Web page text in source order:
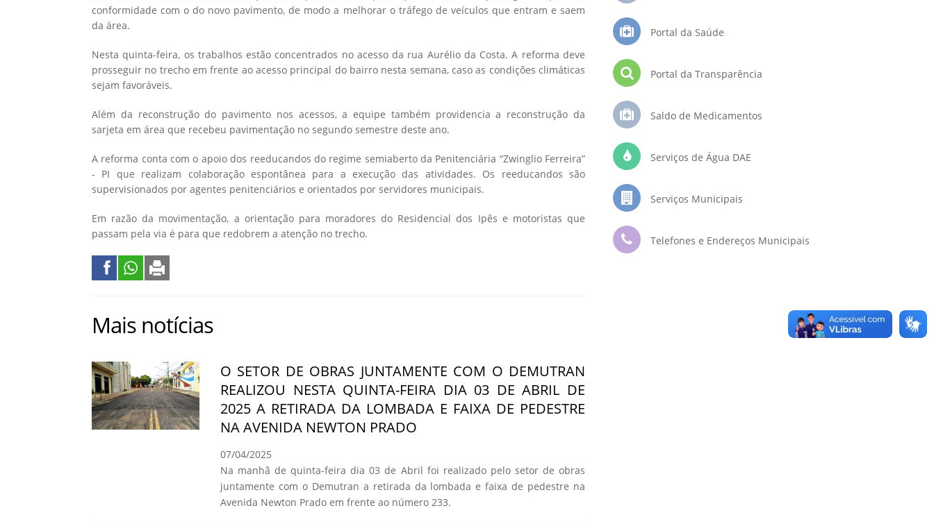
conformidade com o do novo pavimento, de modo a melhorar o tráfego de veículos que entram e saem
da área.
Nesta quinta-feira, os trabalhos estão concentrados no acesso da rua Aurélio da Costa. A reforma deve
prosseguir no trecho em frente ao acesso principal do bairro nesta semana, caso as condições climáticas
sejam favoráveis.
Além da reconstrução do pavimento nos acessos, a equipe também providencia a reconstrução da
sarjeta em área que recebeu pavimentação no segundo semestre deste ano.
A reforma conta com o apoio dos reeducandos do regime semiaberto da Penitenciária “Zwinglio Ferreira”
- PI que realizam colaboração espontânea para a execução das atividades. Os reeducandos são
supervisionados por agentes penitenciários e orientados por servidores municipais.
Em razão da movimentação, a orientação para moradores do Residencial dos Ipês e motoristas que
passam pela via é para que redobrem a atenção no trecho.
Mais notícias
O SETOR DE OBRAS JUNTAMENTE COM O DEMUTRAN
REALIZOU NESTA QUINTA-FEIRA DIA 03 DE ABRIL DE
2025 A RETIRADA DA LOMBADA E FAIXA DE PEDESTRE
NA AVENIDA NEWTON PRADO
07/04/2025
Na manhã de quinta-feira dia 03 de Abril foi realizado pelo setor de obras
juntamente com o Demutran a retirada da lombada e faixa de pedestre na
Avenida Newton Prado em frente ao número 233.
Portal da Saúde
Portal da Transparência
Saldo de Medicamentos
Serviços de Água DAE
Serviços Municipais
Telefones e Endereços Municipais